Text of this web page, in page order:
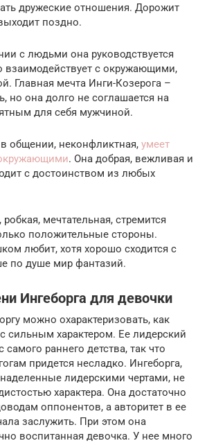
дружеские отношения. Дорожит
поздно.
с людьми она руководствуется
взаимодействует с окружающими,
Главная мечта Инги-Козерога –
но она долго не соглашается на
для себя мужчиной.
общении, неконфликтная, умеет
. Она добрая, вежливая и
с достоинством из любых
мечтательная, стремится
положительные стороны.
любит, хотя хорошо сходится с
по душе мир фантазий.
Ингеборга для девочки
можно охарактеризовать, как
сильным характером. Ее лидерский
самого раннего детства, так что
придется несладко. Ингеборга,
наделенные лидерскими чертами, не
характера. Она достаточно
оппонентов, а авторитет в ее
заслужить. При этом она
воспитанная девочка. У нее много